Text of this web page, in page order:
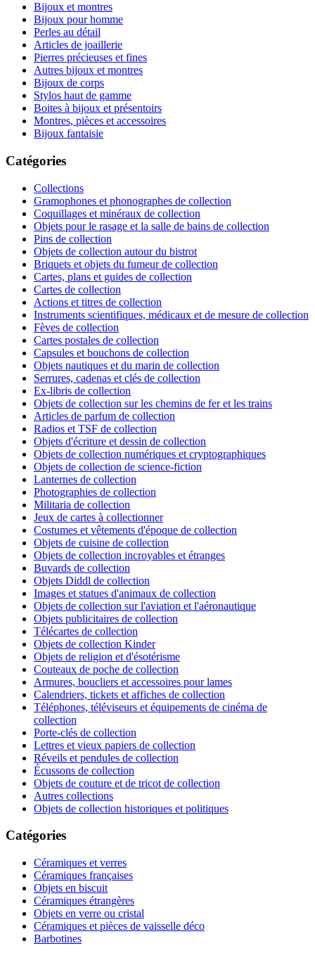
Bijoux et montres
Bijoux pour homme
Perles au détail
Articles de joaillerie
Pierres précieuses et fines
Autres bijoux et montres
Bijoux de corps
Stylos haut de gamme
Boites à bijoux et présentoirs
Montres, pièces et accessoires
Bijoux fantaisie
Catégories
Collections
Gramophones et phonographes de collection
Coquillages et minéraux de collection
Objets pour le rasage et la salle de bains de collection
Pins de collection
Objets de collection autour du bistrot
Briquets et objets du fumeur de collection
Cartes, plans et guides de collection
Cartes de collection
Actions et titres de collection
Instruments scientifiques, médicaux et de mesure de collection
Fèves de collection
Cartes postales de collection
Capsules et bouchons de collection
Objets nautiques et du marin de collection
Serrures, cadenas et clés de collection
Ex-libris de collection
Objets de collection sur les chemins de fer et les trains
Articles de parfum de collection
Radios et TSF de collection
Objets d'écriture et dessin de collection
Objets de collection numériques et cryptographiques
Objets de collection de science-fiction
Lanternes de collection
Photographies de collection
Militaria de collection
Jeux de cartes à collectionner
Costumes et vêtements d'époque de collection
Objets de cuisine de collection
Objets de collection incroyables et étranges
Buvards de collection
Objets Diddl de collection
Images et statues d'animaux de collection
Objets de collection sur l'aviation et l'aéronautique
Objets publicitaires de collection
Télécartes de collection
Objets de collection Kinder
Objets de religion et d'ésotérisme
Couteaux de poche de collection
Armures, boucliers et accessoires pour lames
Calendriers, tickets et affiches de collection
Téléphones, téléviseurs et équipements de cinéma de
collection
Porte-clés de collection
Lettres et vieux papiers de collection
Réveils et pendules de collection
Écussons de collection
Objets de couture et de tricot de collection
Autres collections
Objets de collection historiques et politiques
Catégories
Céramiques et verres
Céramiques françaises
Objets en biscuit
Céramiques étrangères
Objets en verre ou cristal
Céramiques et pièces de vaisselle déco
Barbotines